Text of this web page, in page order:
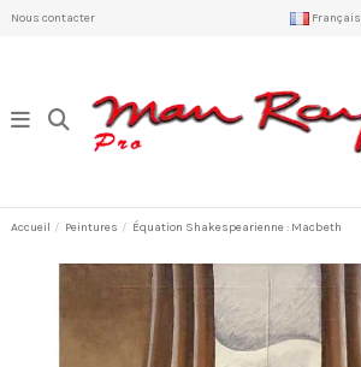
Nous contacter Français
Accueil Peintures Équation Shakespearienne : Macbeth